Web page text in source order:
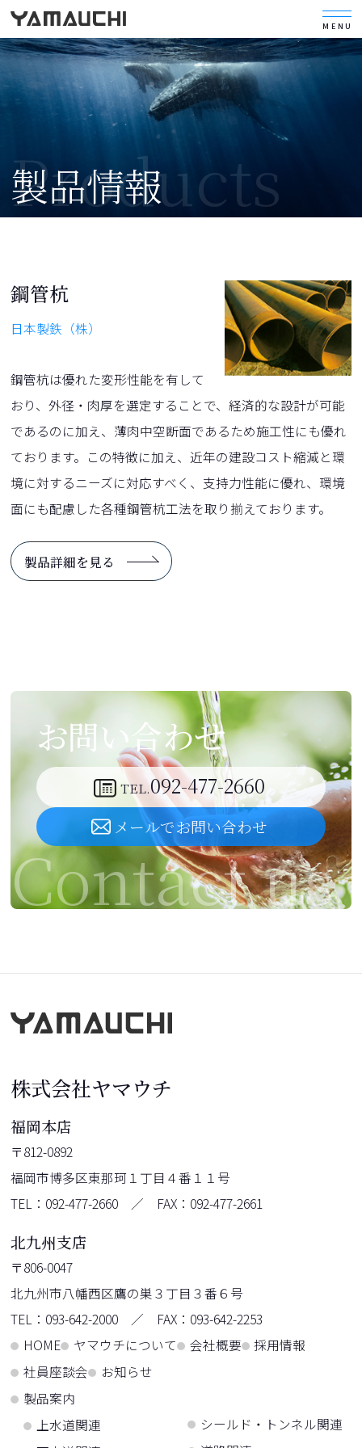
MENU
製品情報
鋼管杭
日本製鉄（株）
鋼管杭は優れた変形性能を有して
おり、外径・肉厚を選定することで、経済的な設計が可能
であるのに加え、薄肉中空断面であるため施工性にも優れ
ております。この特徴に加え、近年の建設コスト縮減と環
境に対するニーズに対応すべく、支持力性能に優れ、環境
面にも配慮した各種鋼管杭工法を取り揃えております。
製品詳細を見る
お問い合わせ
TEL.092-477-2660
メールでお問い合わせ
株式会社ヤマウチ
福岡本店
〒812-0892
福岡市博多区東那珂１丁目４番１１号
TEL：092-477-2660 ／ FAX：092-477-2661
北九州支店
〒806-0047
北九州市八幡西区鷹の巣３丁目３番６号
TEL：093-642-2000 ／ FAX：093-642-2253
HOME
ヤマウチについて 会社概要
採用情報
社員座談会
お知らせ
製品案内
上水道関連
シールド・トンネル関連